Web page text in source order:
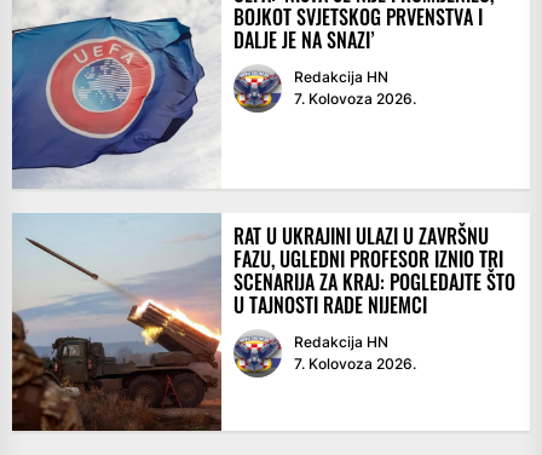
BOJKOT SVJETSKOG PRVENSTVA I
DALJE JE NA SNAZI’
Redakcija HN
7. Kolovoza 2026.
RAT U UKRAJINI ULAZI U ZAVRŠNU
FAZU, UGLEDNI PROFESOR IZNIO TRI
SCENARIJA ZA KRAJ: POGLEDAJTE ŠTO
U TAJNOSTI RADE NIJEMCI
Redakcija HN
7. Kolovoza 2026.